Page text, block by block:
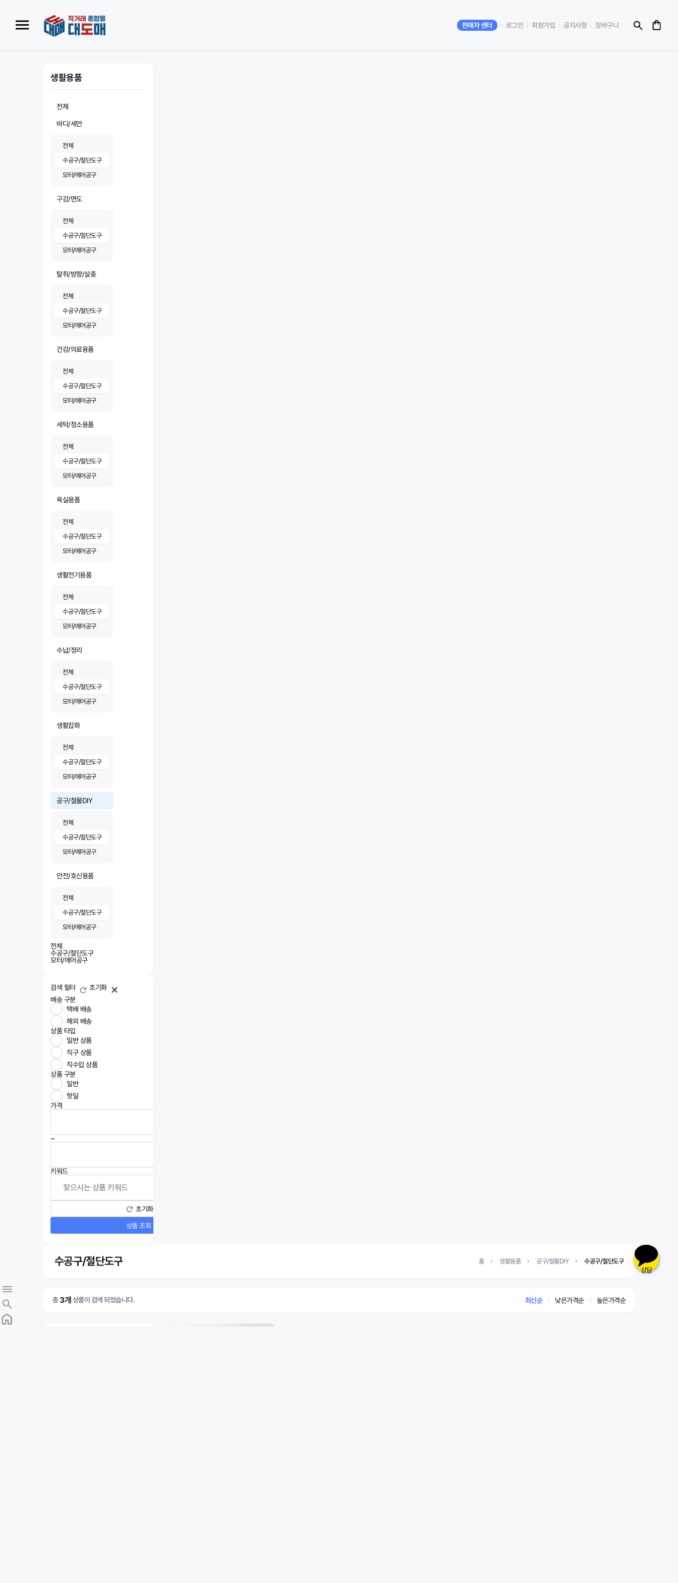
판매자 센터 로그인 회원가입 공지사항 장바구니
상담
생활용품
전체
바디/세안
전체
수공구/절단도구
모터/에어공구
구강/면도
전체
수공구/절단도구
모터/에어공구
탈취/방향/살충
전체
수공구/절단도구
모터/에어공구
건강/의료용품
전체
수공구/절단도구
모터/에어공구
세탁/청소용품
전체
수공구/절단도구
모터/에어공구
욕실용품
전체
수공구/절단도구
모터/에어공구
생활전기용품
전체
수공구/절단도구
모터/에어공구
수납/정리
전체
수공구/절단도구
모터/에어공구
생활잡화
전체
수공구/절단도구
모터/에어공구
공구/철물DIY
전체
수공구/절단도구
모터/에어공구
안전/호신용품
전체
수공구/절단도구
모터/에어공구
전체
수공구/절단도구
모터/에어공구
검색 필터
초기화
배송 구분
택배 배송
해외 배송
상품 타입
일반 상품
직구 상품
직수입 상품
상품 구분
일반
핫딜
가격
~
키워드
초기화
상품 조회
수공구/절단도구 홈 생활용품 공구/철물DIY 수공구/절단도구
총3개상품이 검색 되었습니다. 최신순 낮은가격순 높은가격순